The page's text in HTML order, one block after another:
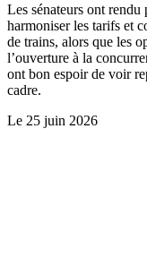
Les sénateurs ont
harmoniser les tarifs et
de trains, alors que les
l’ouverture à la
ont bon espoir de voir
cadre.
Le 25 juin 2026